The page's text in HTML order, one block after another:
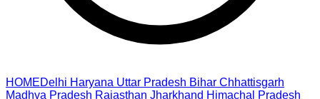
HOMEDelhi Haryana Uttar Pradesh Bihar Chhattisgarh
Madhya Pradesh Rajasthan Jharkhand Himachal Pradesh